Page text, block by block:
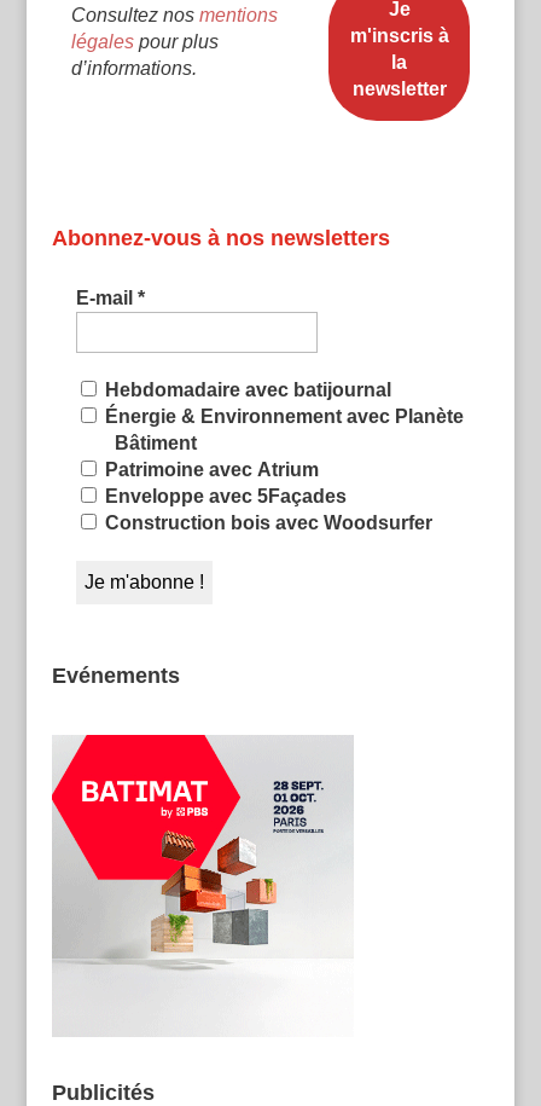
Consultez nos mentions
légalespour plus
d’informations.
Abonnez-vous à nos newsletters
E-mail *
Hebdomadaire avec batijournal
Énergie & Environnement avec Planète
Bâtiment
Patrimoine avec Atrium
Enveloppe avec 5Façades
Construction bois avec Woodsurfer
Evénements
Publicités